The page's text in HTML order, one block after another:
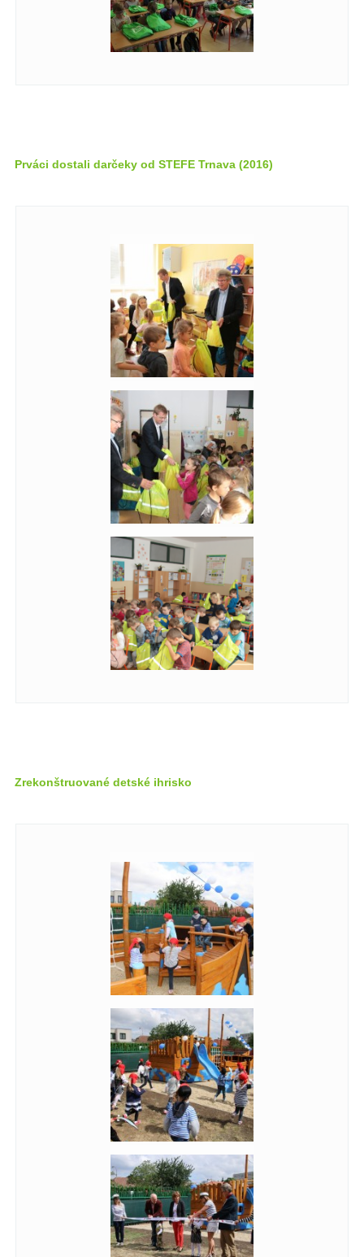
Prváci dostali darčeky od STEFE Trnava (2016)
Zrekonštruované detské ihrisko